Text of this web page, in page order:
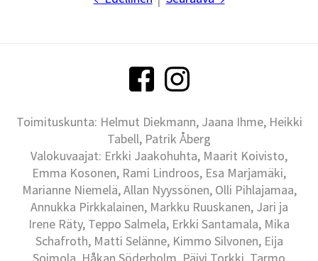
Toimituskunta: Helmut Diekmann, Jaana Ihme, Heikki
Tabell, Patrik Åberg
Valokuvaajat: Erkki Jaakohuhta, Maarit Koivisto,
Emma Kosonen, Rami Lindroos, Esa Marjamäki,
Marianne Niemelä, Allan Nyyssönen, Olli Pihlajamaa,
Annukka Pirkkalainen, Markku Ruuskanen, Jari ja
Irene Räty, Teppo Salmela, Erkki Santamala, Mika
Schafroth, Matti Selänne, Kimmo Silvonen, Eija